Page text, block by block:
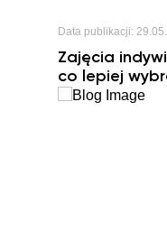
Data publikacji:
Zajęcia
co lepiej